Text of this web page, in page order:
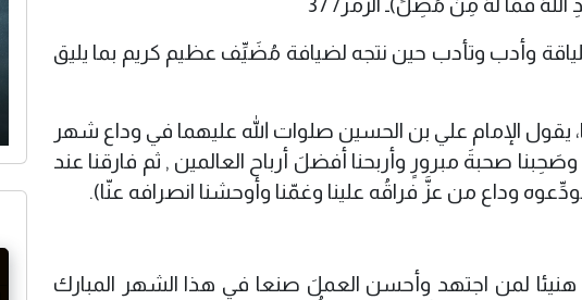
وأدب وتأدب حين نتجه لضيافة مُضَيِّف عظيم كريم بما يليق
يقول الإمام علي بن الحسين صلوات الله عليهما في وداع شهر
صحبةَ مبرورٍ وأربحنا أفضلَ أرباح العالمين , ثم فارقنا عند
وداع من عزَّ فراقُه علينا وغمّنا وأوحشنا انصرافه عنّا).
لمن اجتهد وأحسن العملَ صنعا في هذا الشهر المبارك